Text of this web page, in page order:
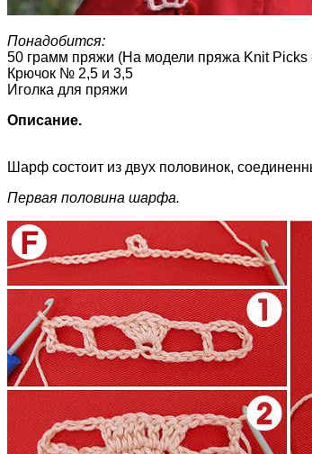
Понадобится:
50 грамм пряжи (На модели пряжа Knit Picks
Крючок № 2,5 и 3,5
Иголка для пряжи
Описание.
Шарф состоит из двух половинок,
Первая половина шарфа.